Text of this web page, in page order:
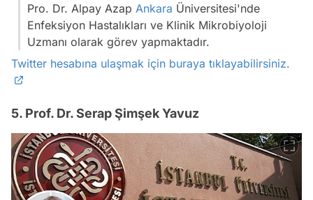
Pro. Dr. Alpay Azap Ankara Üniversitesi'nde
Enfeksiyon Hastalıkları ve Klinik Mikrobiyoloji
Uzmanı olarak görev yapmaktadır.
Twitter hesabına ulaşmak için buraya tıklayabilirsiniz.
5. Prof. Dr. Serap Şimşek Yavuz